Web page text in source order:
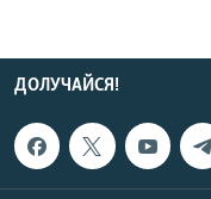
ДОЛУЧАЙСЯ!